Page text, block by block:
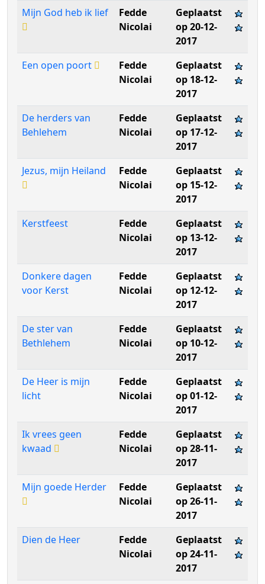
Mijn God heb ik lief
Fedde
Nicolai
Geplaatst
op 20-12-
2017
Een open poort
Fedde
Nicolai
Geplaatst
op 18-12-
2017
De herders van
Behlehem
Fedde
Nicolai
Geplaatst
op 17-12-
2017
Jezus, mijn Heiland
Fedde
Nicolai
Geplaatst
op 15-12-
2017
Kerstfeest
Fedde
Nicolai
Geplaatst
op 13-12-
2017
Donkere dagen
voor Kerst
Fedde
Nicolai
Geplaatst
op 12-12-
2017
De ster van
Bethlehem
Fedde
Nicolai
Geplaatst
op 10-12-
2017
De Heer is mijn
licht
Fedde
Nicolai
Geplaatst
op 01-12-
2017
Ik vrees geen
kwaad
Fedde
Nicolai
Geplaatst
op 28-11-
2017
Mijn goede Herder
Fedde
Nicolai
Geplaatst
op 26-11-
2017
Dien de Heer
Fedde
Nicolai
Geplaatst
op 24-11-
2017